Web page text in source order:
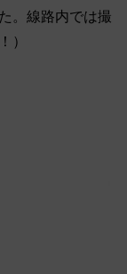
。線路内では撮
）